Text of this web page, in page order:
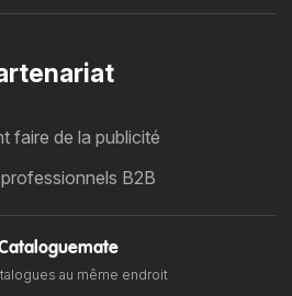
faire de la publicité
B2B
au même endroit